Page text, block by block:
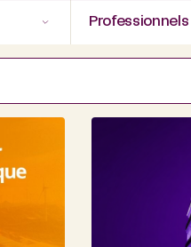
Professionnels